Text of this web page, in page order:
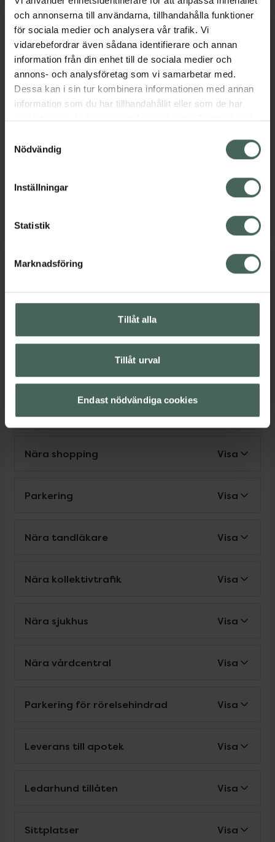
och annonserna till användarna, tillhandahålla funktioner
för sociala medier och analysera vår trafik. Vi
vidarebefordrar även sådana identifierare och annan
information från din enhet till de sociala medier och
annons- och analysföretag som vi samarbetar med.
Dessa kan i sin tur kombinera informationen med annan
information som du har tillhandahållit eller som de har
samlat in när du har använt deras tjänster. Samtycke till
återkalla ditt samtycke via webbplatsens
cookieinställningar. Ett återkallat samtycke påverkar inte
lagligheten av behandling som skett innan återkallelsen.
Nödvändig
Inställningar
Statistik
Marknadsföring
Tillåt alla
Tillåt urval
Endast nödvändiga cookies
Språk
Svenska
Engelska
Kroatiska
Tänk på att personen som pratar ett visst språk inte
förekomma. Kontakta oss gärna om du har frågor.
Nära shopping Visa
Parkering Visa
Nära tandläkare Visa
Nära kollektivtrafik Visa
Nära sjukhus Visa
Nära vårdcentral Visa
Parkering för rörelsehindrad Visa
Leverans till apotek Visa
Ledarhund tillåten Visa
Sittplatser Visa